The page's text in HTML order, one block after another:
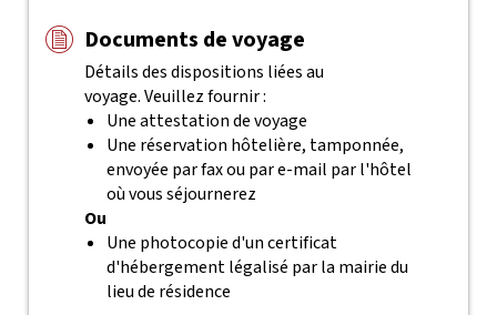
Documents de voyage
Détails des dispositions liées au
voyage. Veuillez fournir :
Une attestation de voyage
Une réservation hôtelière, tamponnée,
envoyée par fax ou par e-mail par l'hôtel
où vous séjournerez
Ou
Une photocopie d'un certificat
d'hébergement légalisé par la mairie du
lieu de résidence